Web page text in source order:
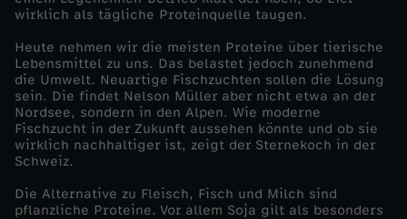
m
i
t
t
e
wirklich als tägliche Proteinquelle taugen.
Heute nehmen wir die meisten Proteine über tierische
Lebensmittel zu uns. Das belastet jedoch zunehmend
die Umwelt. Neuartige Fischzuchten sollen die Lösung
sein. Die findet Nelson Müller aber nicht etwa an der
Nordsee, sondern in den Alpen. Wie moderne
Fischzucht in der Zukunft aussehen könnte und ob sie
wirklich nachhaltiger ist, zeigt der Sternekoch in der
Schweiz.
Die Alternative zu Fleisch, Fisch und Milch sind
pflanzliche Proteine. Vor allem Soja gilt als besonders